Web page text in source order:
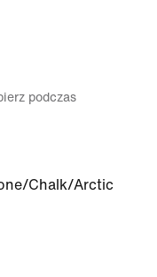
podczas
Chalk/Arctic